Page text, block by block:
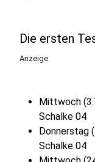
Die ersten
Anzeige
Mittwoch
Schalke 04
Donnerstag
Schalke 04